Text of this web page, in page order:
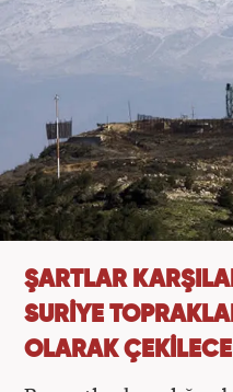
ŞARTLAR
SURİYE
OLARAK